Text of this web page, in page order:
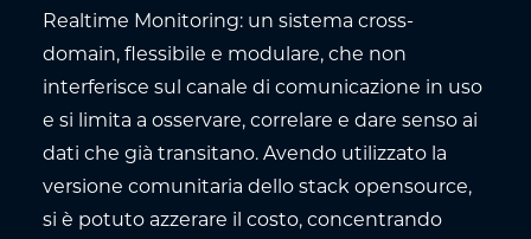
Realtime Monitoring: un sistema cross-
domain, flessibile e modulare, che non
interferisce sul canale di comunicazione in uso
e si limita a osservare, correlare e dare senso ai
dati che già transitano. Avendo utilizzato la
versione comunitaria dello stack opensource,
si è potuto azzerare il costo, concentrando